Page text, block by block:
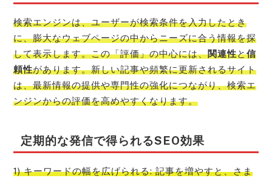
検索エンジンは、ユーザーが検索条件を入力したとき
に、膨大なウェブページの中からニーズに合う情報を探
して表示します。この「評価」の中心には、関連性と信
頼性があります。新しい記事や頻繁に更新されるサイト
は、最新情報の提供や専門性の強化につながり、検索エ
ンジンからの評価を高めやすくなります。
定期的な発信で得られるSEO効果
1) キーワードの幅を広げられる: 記事を増やすと、さま